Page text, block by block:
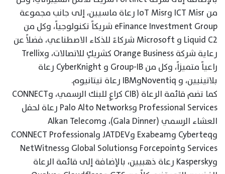
من ICT Misr وIoT Misr رعاة ماسيين، إلى جانب مجموعة
eFinance Investment Group شريكاً تكنولوجياً، وكل من
Liquid C2 و Microsoft شركاءً للذكاء الاصطناعي، فضلاً عن
رعاية شركة Orange Business كشريكٍ للاتصالات، وTrellix
راعياً متميزاً، وكل من Group-IB و CyberKnight رعاة
بلاتينيين، و NoventiqوIBM رعاة تيتانيوم.
كما تضم قائمة الرعاة (CIB كراعٍ للبنك الرسمي، وCONNECT
Professional Services وPalo Alto Networks رعاة لحفل
العشاء الرسمي (Gala Dinner)، وAlkan Telecom
وCyberteq وExabeam وJATDEV وCONNECT Professional
Services وForcepoint وGlobal Solutions وNetWitness
وKaspersky رعاة ذهبيين، بالإضافة إلى قائمة الرعاة